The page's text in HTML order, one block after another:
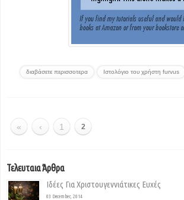
διαβάσετε περισσοτερα Ιστολόγιο του χρήστη furvus
« ‹ 1 2
Τελευταια Άρθρα
Ιδέες Για Χριστουγεννιάτικες Ευχές
03 December, 2014